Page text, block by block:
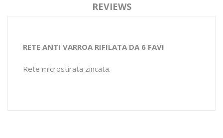
REVIEWS
RETE ANTI VARROA RIFILATA DA 6 FAVI
Rete microstirata zincata.